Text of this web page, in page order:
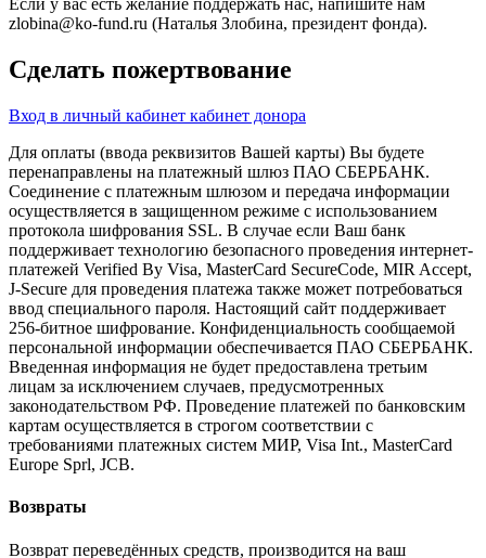
Если у вас есть желание поддержать нас, напишите нам
zlobina@ko-fund.ru (Наталья Злобина, президент фонда).
Сделать пожертвование
Вход в личный кабинет кабинет донора
Для оплаты (ввода реквизитов Вашей карты) Вы будете
перенаправлены на платежный шлюз ПАО СБЕРБАНК.
Соединение с платежным шлюзом и передача информации
осуществляется в защищенном режиме с использованием
протокола шифрования SSL. В случае если Ваш банк
поддерживает технологию безопасного проведения интернет-
платежей Verified By Visa, MasterCard SecureCode, MIR Accept,
J-Secure для проведения платежа также может потребоваться
ввод специального пароля. Настоящий сайт поддерживает
256-битное шифрование. Конфиденциальность сообщаемой
персональной информации обеспечивается ПАО СБЕРБАНК.
Введенная информация не будет предоставлена третьим
лицам за исключением случаев, предусмотренных
законодательством РФ. Проведение платежей по банковским
картам осуществляется в строгом соответствии с
требованиями платежных систем МИР, Visa Int., MasterCard
Europe Sprl, JCB.
Возвраты
Возврат переведённых средств, производится на ваш